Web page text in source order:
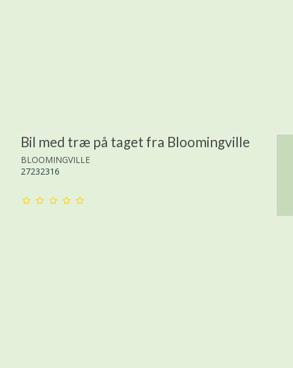
Bil med træ på taget fra Bloomingville
BLOOMINGVILLE
27232316